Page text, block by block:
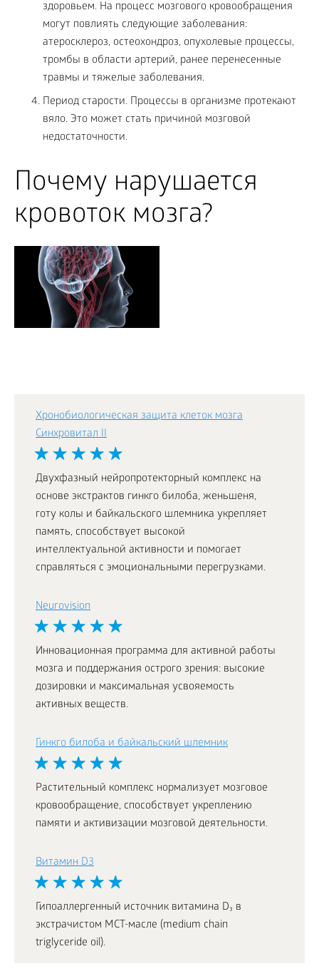
здоровьем. На процесс мозгового кровообращения
могут повлиять следующие заболевания:
атеросклероз, остеохондроз, опухолевые процессы,
тромбы в области артерий, ранее перенесенные
травмы и тяжелые заболевания.
Период старости. Процессы в организме протекают
вяло. Это может стать причиной мозговой
недостаточности.
Почему нарушается
кровоток мозга?
Хронобиологическая защита клеток мозга
Синхровитал II
Двухфазный нейропротекторный комплекс на
основе экстрактов гинкго билоба, женьшеня,
готу колы и байкальского шлемника укрепляет
память, способствует высокой
интеллектуальной активности и помогает
справляться с эмоциональными перегрузками.
Neurovision
Инновационная программа для активной работы
мозга и поддержания острого зрения: высокие
дозировки и максимальная усвояемость
активных веществ.
Гинкго билоба и байкальский шлемник
Растительный комплекс нормализует мозговое
кровообращение, способствует укреплению
памяти и активизации мозговой деятельности.
Витамин D3
Гипоаллергенный источник витамина D₃ в
экстрачистом МСТ-масле (medium chain
triglyceride oil).